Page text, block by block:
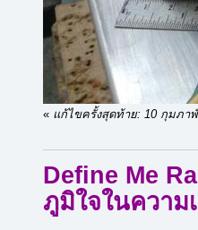
« แก้ไขครั้งสุดท้าย: 10 กุมภา
Define Me
ภูมิใจในความ